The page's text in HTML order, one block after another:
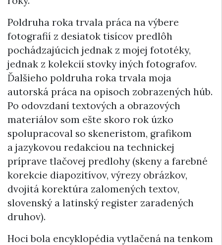
Poldruha roka trvala práca na výbere
fotografií z desiatok tisícov predlôh
pochádzajúcich jednak z mojej fototéky,
jednak z kolekcií stovky iných fotografov.
Ďalšieho poldruha roka trvala moja
autorská práca na opisoch zobrazených húb.
Po odovzdaní textových a obrazových
materiálov som ešte skoro rok úzko
spolupracoval so skeneristom, grafikom
a jazykovou redakciou na technickej
príprave tlačovej predlohy (skeny a farebné
korekcie diapozitívov, výrezy obrázkov,
dvojitá korektúra zalomených textov,
slovenský a latinský register zaradených
druhov).
Hoci bola encyklopédia vytlačená na tenkom